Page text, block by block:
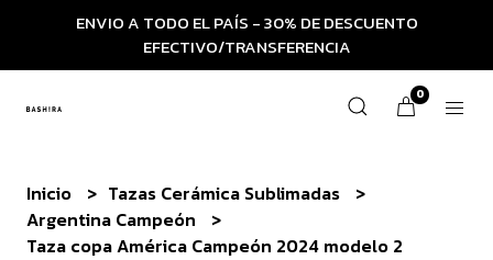
ENVIO A TODO EL PAÍS - 30% DE DESCUENTO
EFECTIVO/TRANSFERENCIA
0
Inicio
Tazas Cerámica Sublimadas
Argentina Campeón
Taza copa América Campeón 2024 modelo 2